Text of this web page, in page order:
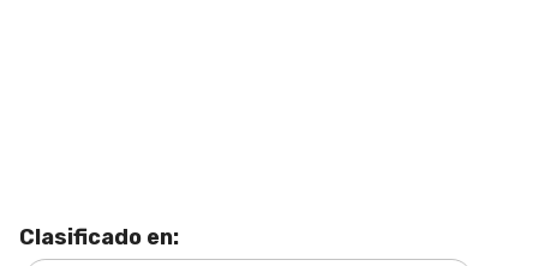
Clasificado en: